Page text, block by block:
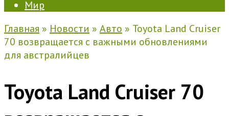
Мир
Главная » Новости » Авто » Toyota Land Cruiser
70 возвращается с важными обновлениями
для австралийцев
Toyota Land Cruiser 70